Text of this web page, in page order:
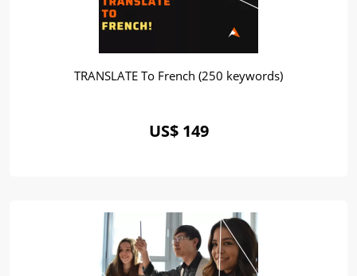
TRANSLATE To French (250 keywords)
US$ 149